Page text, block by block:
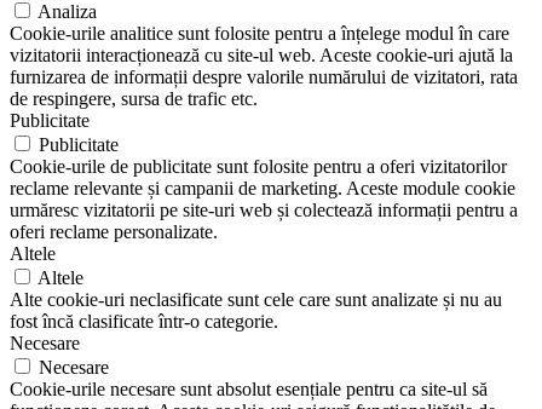
Analiza
Cookie-urile analitice sunt folosite pentru a înțelege modul în care
vizitatorii interacționează cu site-ul web. Aceste cookie-uri ajută la
furnizarea de informații despre valorile numărului de vizitatori, rata
de respingere, sursa de trafic etc.
Publicitate
Publicitate
Cookie-urile de publicitate sunt folosite pentru a oferi vizitatorilor
reclame relevante și campanii de marketing. Aceste module cookie
urmăresc vizitatorii pe site-uri web și colectează informații pentru a
oferi reclame personalizate.
Altele
Altele
Alte cookie-uri neclasificate sunt cele care sunt analizate și nu au
fost încă clasificate într-o categorie.
Necesare
Necesare
Cookie-urile necesare sunt absolut esențiale pentru ca site-ul să